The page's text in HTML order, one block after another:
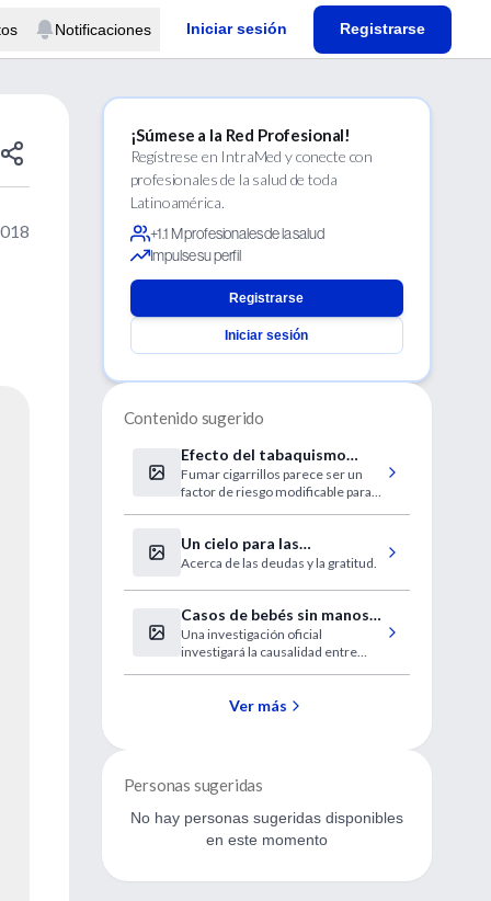
Notificaciones Iniciar sesión Registrarse
¡Súmese a la Red Profesional!
Regístrese en IntraMed y conecte con
profesionales de la salud de toda
Latinoamérica.
+1.1 M profesionales de la salud
Impulse su perfil
Registrarse
Iniciar sesión
Contenido sugerido
Efecto del tabaquismo
sobre el hígado graso no
alcohólico
Fumar cigarrillos parece ser un
factor de riesgo modificable para
Un cielo para las
enfermeras
Acerca de las deudas y la gratitud.
Casos de bebés sin manos o
brazos causan
preocupación en Francia
Una investigación oficial
investigará la causalidad entre
revelación de que cerca de dos
Ver más
Personas sugeridas
No hay personas sugeridas disponibles
en este momento